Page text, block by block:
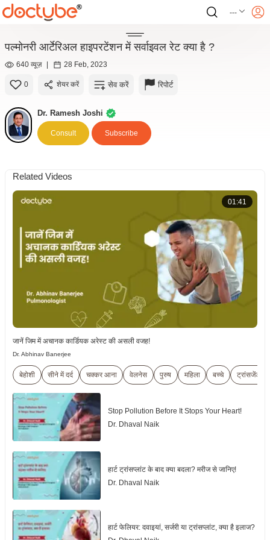
---
पल्मोनरी आर्टेरिअल हाइपरटेंशन में सर्वाइवल रेट क्या है ?
640 व्यूज़ | 28 Feb, 2023
0 शेयर करें सेव करें रिपोर्ट
Dr. Ramesh Joshi
Consult Subscribe
Related Videos
01:41
जानें जिम में अचानक कार्डियक अरेस्ट की असली वजह!
Dr. Abhinav Banerjee
बेहोशी सीने में दर्द चक्कर आना वेलनेस पुरुष महिला बच्चे ट्रांसजेंडर
Stop Pollution Before It Stops Your Heart!
Dr. Dhaval Naik
हार्ट ट्रांसप्लांट के बाद क्या बदला? मरीज से जानिए!
Dr. Dhaval Naik
हार्ट फेलियर: दवाइयां, सर्जरी या ट्रांसप्लांट, क्या है इलाज?